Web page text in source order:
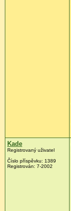
Kade
Registrovaný uživatel
Číslo příspěvku: 1389
Registrován: 7-2002